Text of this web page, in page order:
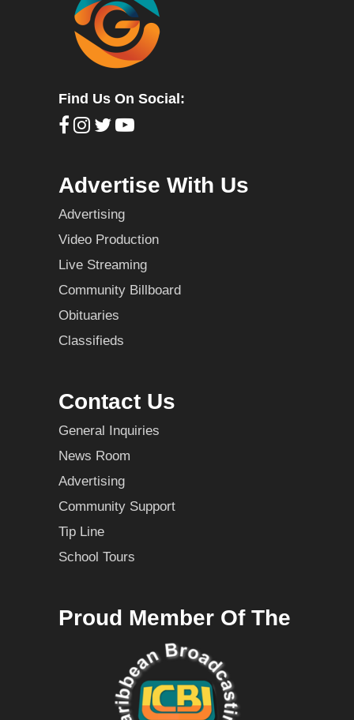
Find Us On Social:
Advertise With Us
Advertising
Video Production
Live Streaming
Community Billboard
Obituaries
Classifieds
Contact Us
General Inquiries
News Room
Advertising
Community Support
Tip Line
School Tours
Proud Member Of The